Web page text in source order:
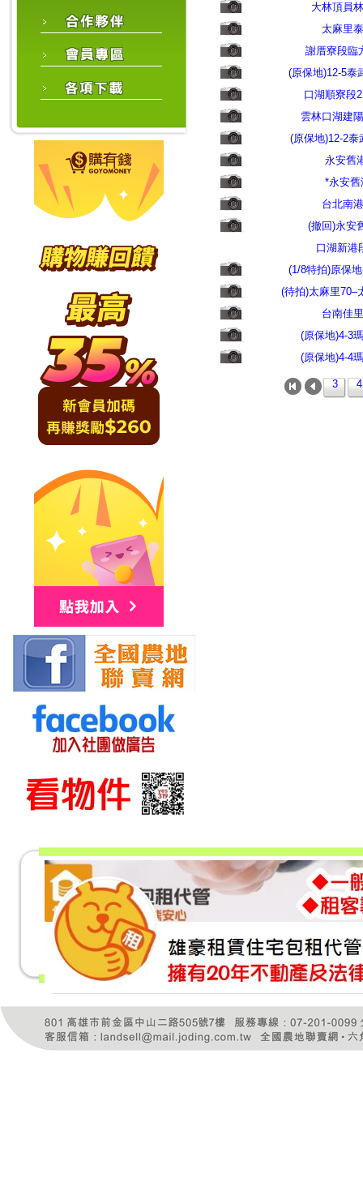
大林頂員
太麻里
謝厝寮段臨
(原保地)12-5泰
口湖順寮段
雲林口湖建
(原保地)12-2泰
永安舊
*永安舊
台北南
(撤回)永安
口湖新港
(1/8特拍)原保
(待拍)太麻里70–
台南佳
(原保地)4-3
(原保地)4-4
3 4